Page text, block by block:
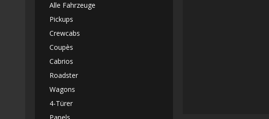
Alle Fahrzeuge
Pickups
Crewcabs
Coupès
Cabrios
Roadster
Wagons
4-Türer